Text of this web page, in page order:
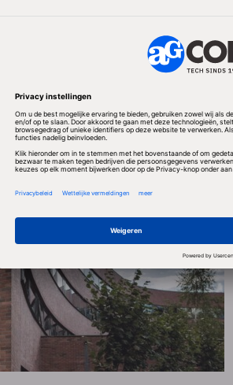
grotere rol in het bedrijfsleven en
de kans om inzicht te krijgen in
hoe het de efficiëntie van
innovatie kan stimuleren.